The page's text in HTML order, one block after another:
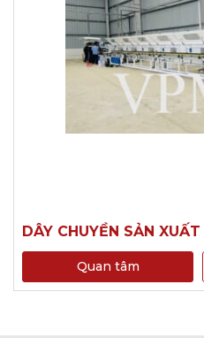
DÂY CHUYỀN SẢN
Quan tâm